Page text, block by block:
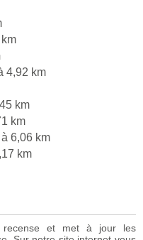
4,92 km
km
km
à 6,06 km
km
et met à jour les